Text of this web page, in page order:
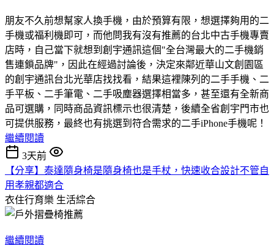
朋友不久前想幫家人換手機，由於預算有限，想選擇夠用的二
手機或福利機即可，而他問我有沒有推薦的台北中古手機專賣
店時，自己當下就想到創宇通訊這個"全台灣最大的二手機銷
售連鎖品牌"，因此在經過討論後，決定來鄰近華山文創園區
的創宇通訊台北光華店找找看，結果這裡陳列的二手手機、二
手平板、二手筆電、二手吸塵器選擇相當多，甚至還有全新商
品可選購，同時商品資訊標示也很清楚，後續全省創宇門市也
可提供服務，最終也有挑選到符合需求的二手iPhone手機呢！
繼續閱讀
3天前
【分享】泰達隨身椅是隨身椅也是手杖，快速收合設計不管自
用孝親都適合
衣住行育樂 生活綜合
繼續閱讀